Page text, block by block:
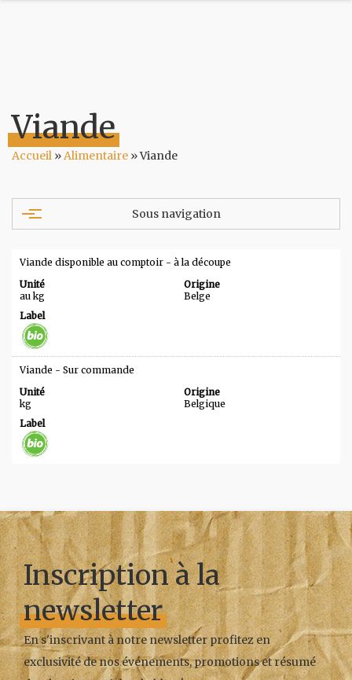
Viande
Accueil »Alimentaire »Viande
Sous navigation
Hygiène
Conserverie
En-cas sucrés / salés
Fruits et légumes frais de saison
Tissus
Cosmétique / hygiène
Produit de base
Produit fini
Entretien
Produit de base
Produit fini
Viande disponible au comptoir - à la découpe
Unité
au kg
Origine
Belge
Label
Viande - Sur commande
Unité
kg
Origine
Belgique
Label
Inscription à la
newsletter
En s'inscrivant à notre newsletter profitez en
exclusivité de nos événements, promotions et résumé